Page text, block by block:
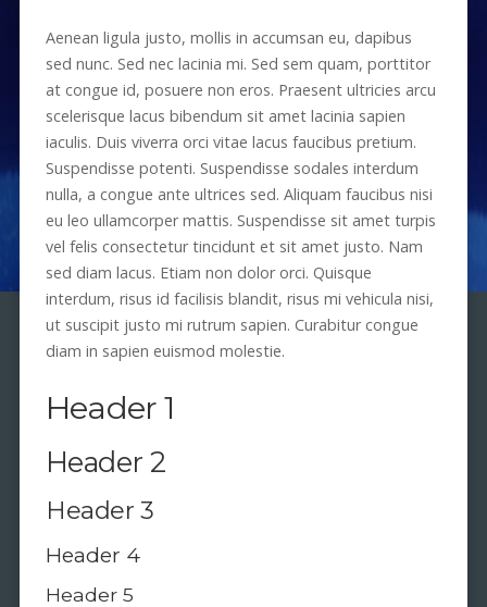
Aenean ligula justo, mollis in accumsan eu, dapibus
sed nunc. Sed nec lacinia mi. Sed sem quam, porttitor
at congue id, posuere non eros. Praesent ultricies arcu
scelerisque lacus bibendum sit amet lacinia sapien
iaculis. Duis viverra orci vitae lacus faucibus pretium.
Suspendisse potenti. Suspendisse sodales interdum
nulla, a congue ante ultrices sed. Aliquam faucibus nisi
eu leo ullamcorper mattis. Suspendisse sit amet turpis
vel felis consectetur tincidunt et sit amet justo. Nam
sed diam lacus. Etiam non dolor orci. Quisque
interdum, risus id facilisis blandit, risus mi vehicula nisi,
ut suscipit justo mi rutrum sapien. Curabitur congue
diam in sapien euismod molestie.
Header 1
Header 2
Header 3
Header 4
Header 5